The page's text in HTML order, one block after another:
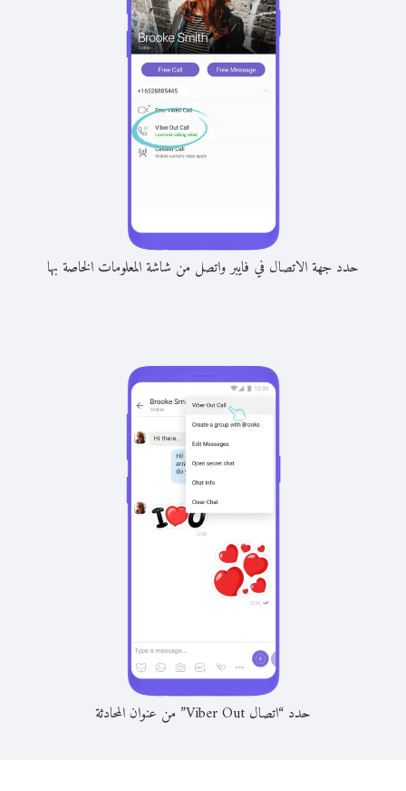
حدد جهة الاتصال في فايبر واتصل من شاشة المعلومات الخاصة بها
حدد “اتصال Viber Out” من عنوان المحادثة